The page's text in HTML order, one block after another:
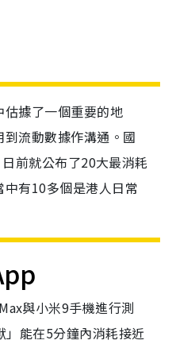
據了一個重要的地
流動數據作溝通。國
前就公布了20大最消耗
有10多個是港人日常
與小米9手機進行測
能在5分鐘內消耗接近